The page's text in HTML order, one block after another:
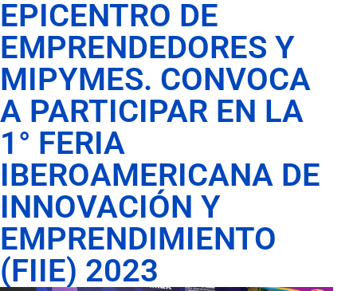
EPICENTRO DE
EMPRENDEDORES Y
MIPYMES. CONVOCA
A PARTICIPAR EN LA
1° FERIA
IBEROAMERICANA DE
INNOVACIÓN Y
EMPRENDIMIENTO
(FIIE) 2023